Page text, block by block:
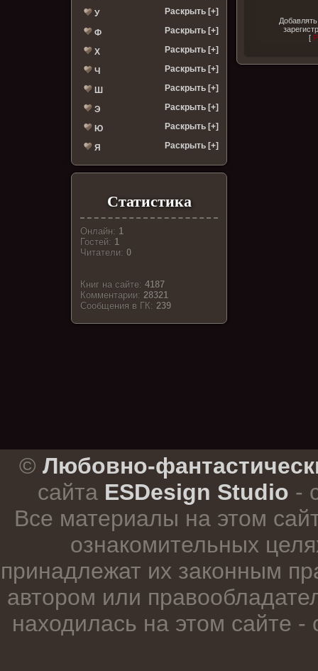
У Раскрыть [+]
Ф Раскрыть [+]
Х Раскрыть [+]
Ч Раскрыть [+]
Ш Раскрыть [+]
Э Раскрыть [+]
Ю Раскрыть [+]
Я Раскрыть [+]
Статистика
Онлайн: 1
Гостей: 1
Читатели:0
Книг на сайте:4187
Комментарии:28321
Cообщения в ГК:239
[
© Любовно-
сайта ESDesign Studio -
Все материалы на этом
ознакомительных
принадлежат их законным
автором или
находилась на этом сайте